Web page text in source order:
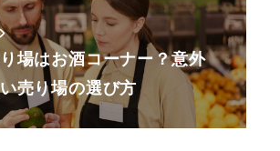
場はお酒コーナー？意外
売り場の選び方